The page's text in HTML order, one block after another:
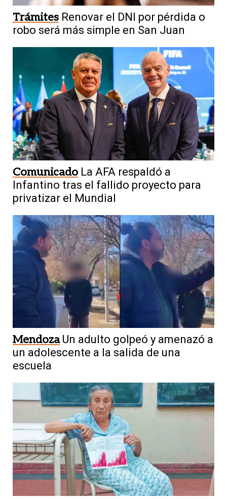
Trámites Renovar el DNI por pérdida o
robo será más simple en San Juan
Comunicado La AFA respaldó a
Infantino tras el fallido proyecto para
privatizar el Mundial
Mendoza Un adulto golpeó y amenazó a
un adolescente a la salida de una
escuela